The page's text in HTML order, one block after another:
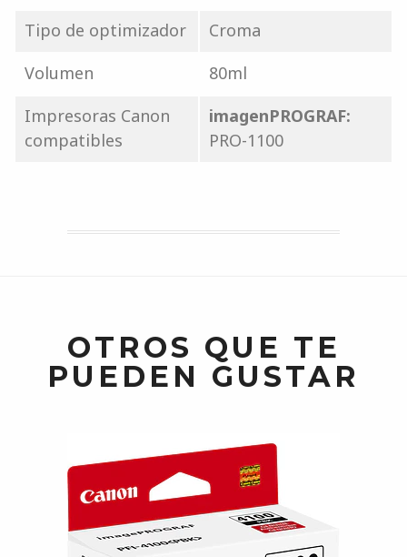
Tipo de optimizador
Croma
Volumen
80ml
Impresoras Canon
compatibles
imagenPROGRAF:
PRO-1100
OTROS QUE TE
PUEDEN GUSTAR